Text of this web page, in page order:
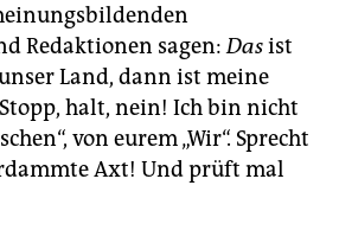
Redaktionen sagen:Dasist
Land, dann ist meine
halt, nein! Ich bin nicht
von eurem „Wir“. Sprecht
Axt! Und prüft mal